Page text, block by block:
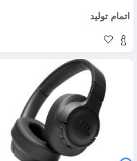
اتمام تولید